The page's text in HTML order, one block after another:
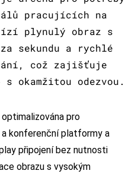
pracujících na
plynulý obraz s
sekundu a rychlé
což zajišťuje
okamžitou odezvou.
optimalizována pro
konferenční platformy a
připojení bez nutnosti
obrazu s vysokým